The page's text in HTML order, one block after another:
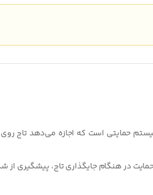
حمایتی است که اجازه می‌دهد تاج
حمایت در هنگام جایگذاری تاج، پیشگیری